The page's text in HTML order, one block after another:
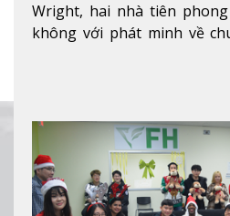
Wright, hai nhà tiên
không với phát minh về